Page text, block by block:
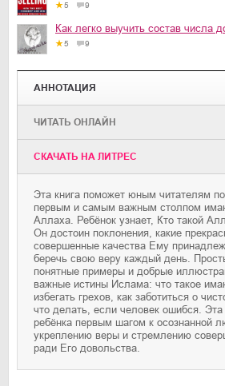
5 9
Как легко выучить состав числа
5 9
АННОТАЦИЯ
ЧИТАТЬ ОНЛАЙН
CКАЧАТЬ НА ЛИТРЕС
Эта книга поможет юным читателям
первым и самым важным столпом
Аллаха. Ребёнок узнает, Кто такой
Он достоин поклонения, какие
совершенные качества Ему
беречь свою веру каждый день.
понятные примеры и добрые
важные истины Ислама: что такое
избегать грехов, как заботиться о
что делать, если человек ошибся. Эта
ребёнка первым шагом к осознанной
укреплению веры и стремлению
ради Его довольства.